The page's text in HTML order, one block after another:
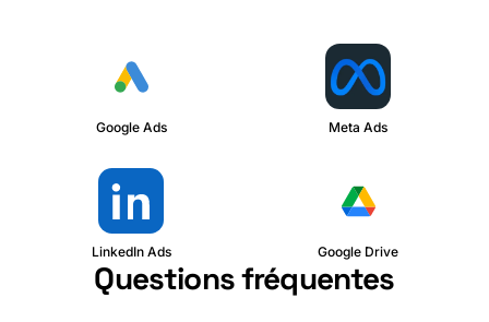
Google Ads Meta Ads
LinkedIn Ads Google Drive
Questions fréquentes